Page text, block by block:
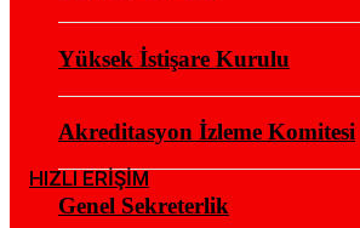
HIZLI ERİŞİM
Yüksek İstişare Kurulu
Akreditasyon İzleme Komitesi
Genel Sekreterlik